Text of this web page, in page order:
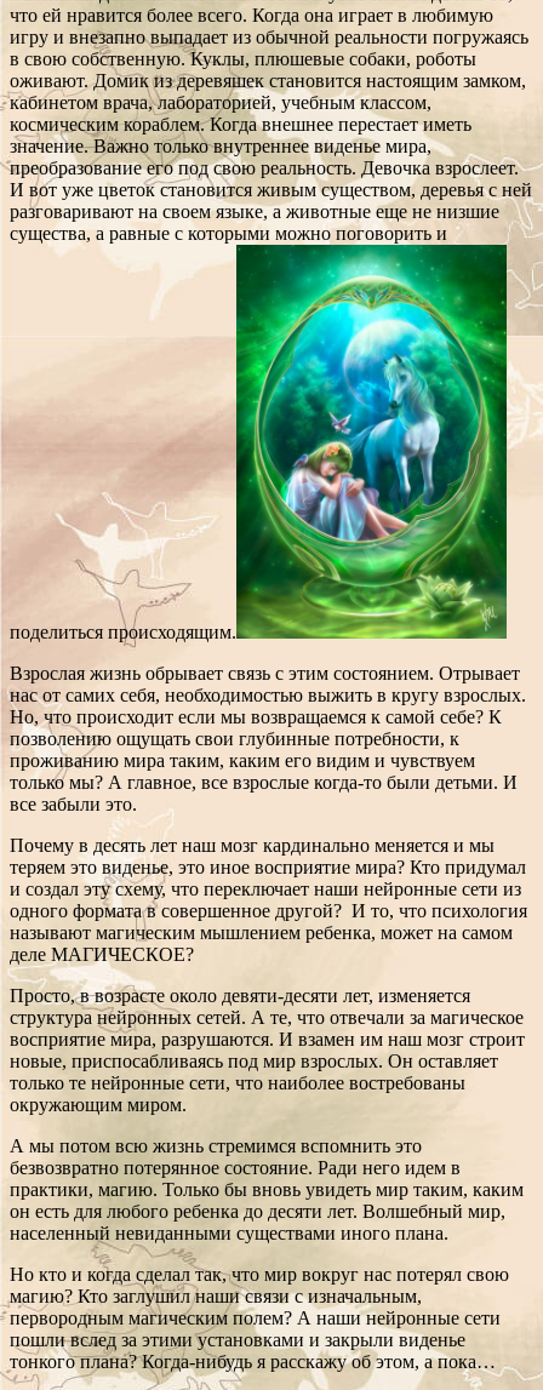
что ей нравится более всего. Когда она играет в любимую
игру и внезапно выпадает из обычной реальности погружаясь
в свою собственную. Куклы, плюшевые собаки, роботы
оживают. Домик из деревяшек становится настоящим замком,
кабинетом врача, лабораторией, учебным классом,
космическим кораблем. Когда внешнее перестает иметь
значение. Важно только внутреннее виденье мира,
преобразование его под свою реальность. Девочка взрослеет.
И вот уже цветок становится живым существом, деревья с ней
разговаривают на своем языке, а животные еще не низшие
существа, а равные с которыми можно поговорить и
поделиться происходящим.
Взрослая жизнь обрывает связь с этим состоянием. Отрывает
нас от самих себя, необходимостью выжить в кругу взрослых.
Но, что происходит если мы возвращаемся к самой себе? К
позволению ощущать свои глубинные потребности, к
проживанию мира таким, каким его видим и чувствуем
только мы? А главное, все взрослые когда-то были детьми. И
все забыли это.
Почему в десять лет наш мозг кардинально меняется и мы
теряем это виденье, это иное восприятие мира? Кто придумал
и создал эту схему, что переключает наши нейронные сети из
одного формата в совершенное другой? И то, что психология
называют магическим мышлением ребенка, может на самом
деле МАГИЧЕСКОЕ?
Просто, в возрасте около девяти-десяти лет, изменяется
структура нейронных сетей. А те, что отвечали за магическое
восприятие мира, разрушаются. И взамен им наш мозг строит
новые, приспосабливаясь под мир взрослых. Он оставляет
только те нейронные сети, что наиболее востребованы
окружающим миром.
А мы потом всю жизнь стремимся вспомнить это
безвозвратно потерянное состояние. Ради него идем в
практики, магию. Только бы вновь увидеть мир таким, каким
он есть для любого ребенка до десяти лет. Волшебный мир,
населенный невиданными существами иного плана.
Но кто и когда сделал так, что мир вокруг нас потерял свою
магию? Кто заглушил наши связи с изначальным,
первородным магическим полем? А наши нейронные сети
пошли вслед за этими установками и закрыли виденье
тонкого плана? Когда-нибудь я расскажу об этом, а пока…